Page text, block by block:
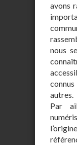
avons
nous
autres.
Par